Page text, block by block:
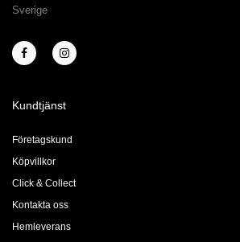
Sverige
Kundtjänst
Företagskund
Köpvillkor
Click & Collect
Kontakta oss
Hemleverans